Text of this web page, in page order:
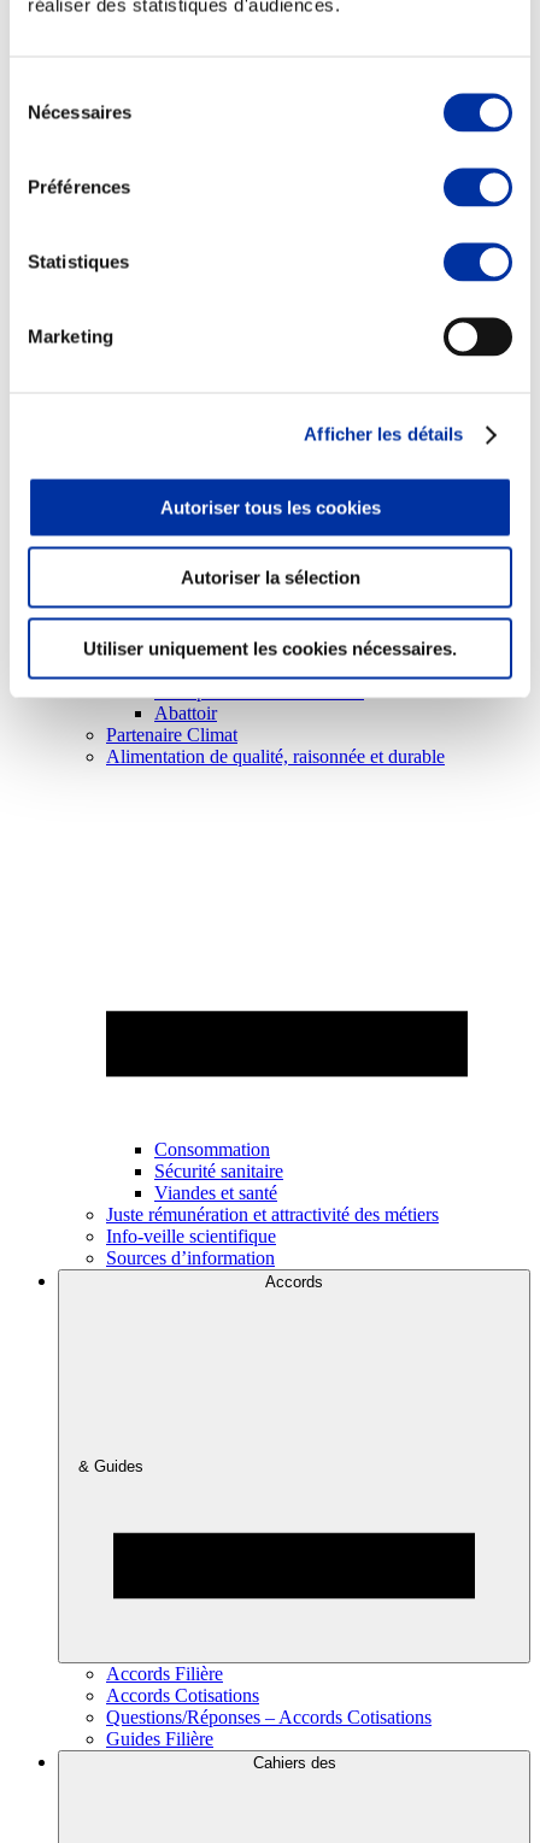
réaliser des statistiques d'audiences.
Nécessaires
Préférences
Statistiques
Marketing
Afficher les détails
Autoriser tous les cookies
Autoriser la sélection
Utiliser uniquement les cookies nécessaires.
Abattoir
Partenaire Climat
Alimentation de qualité, raisonnée et durable
Consommation
Sécurité sanitaire
Viandes et santé
Juste rémunération et attractivité des métiers
Info-veille scientifique
Sources d’information
Accords
& Guides
Accords Filière
Accords Cotisations
Questions/Réponses – Accords Cotisations
Guides Filière
Cahiers des